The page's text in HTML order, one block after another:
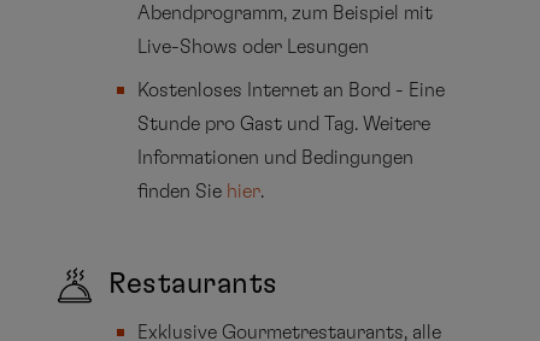
Abendprogramm, zum Beispiel mit
Live-Shows oder Lesungen
Kostenloses Internet an Bord - Eine
Stunde pro Gast und Tag. Weitere
Informationen und Bedingungen
finden Sie hier.
Restaurants
Exklusive Gourmetrestaurants, alle